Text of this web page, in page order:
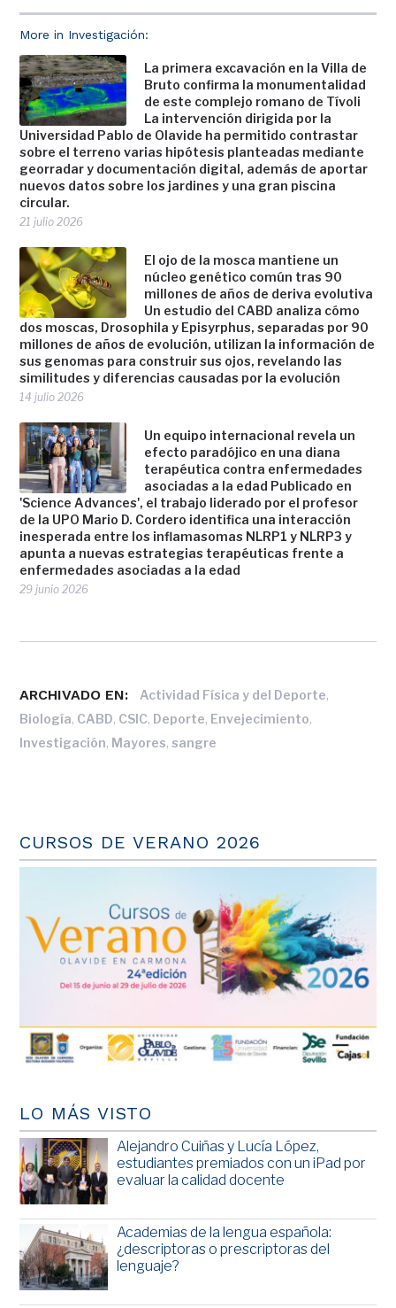
More in Investigación:
La primera excavación en la Villa de
Bruto confirma la monumentalidad
de este complejo romano de Tívoli
La intervención dirigida por la
Universidad Pablo de Olavide ha permitido contrastar
sobre el terreno varias hipótesis planteadas mediante
georradar y documentación digital, además de aportar
nuevos datos sobre los jardines y una gran piscina
circular.
21 julio 2026
El ojo de la mosca mantiene un
núcleo genético común tras 90
millones de años de deriva evolutiva
Un estudio del CABD analiza cómo
dos moscas, Drosophila y Episyrphus, separadas por 90
millones de años de evolución, utilizan la información de
sus genomas para construir sus ojos, revelando las
similitudes y diferencias causadas por la evolución
14 julio 2026
Un equipo internacional revela un
efecto paradójico en una diana
terapéutica contra enfermedades
asociadas a la edad Publicado en
'Science Advances', el trabajo liderado por el profesor
de la UPO Mario D. Cordero identifica una interacción
inesperada entre los inflamasomas NLRP1 y NLRP3 y
apunta a nuevas estrategias terapéuticas frente a
enfermedades asociadas a la edad
29 junio 2026
ARCHIVADO EN: Actividad Física y del Deporte,
Biología, CABD, CSIC, Deporte, Envejecimiento,
Investigación, Mayores,sangre
CURSOS DE VERANO 2026
LO MÁS VISTO
Alejandro Cuiñas y Lucía López,
estudiantes premiados con un iPad por
evaluar la calidad docente
Academias de la lengua española:
¿descriptoras o prescriptoras del
lenguaje?